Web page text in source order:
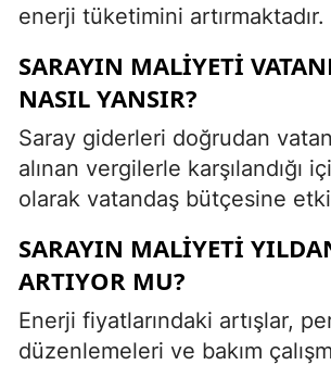
enerji tüketimini artırmaktadır.
SARAYIN MALIYETI
NASIL YANSIR?
Saray giderleri doğrudan
alınan vergilerle karşılandığı
olarak vatandaş bütçesine
SARAYIN MALIYETI
ARTIYOR MU?
Enerji fiyatlarındaki artışlar,
düzenlemeleri ve bakım